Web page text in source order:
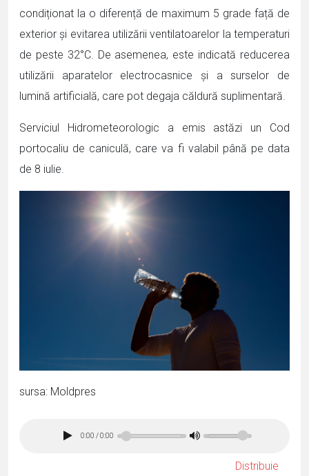
condiționat la o diferență de maximum 5 grade față de
exterior și evitarea utilizării ventilatoarelor la temperaturi
de peste 32°C. De asemenea, este indicată reducerea
utilizării aparatelor electrocasnice și a surselor de
lumină artificială, care pot degaja căldură suplimentară.
Serviciul Hidrometeorologic a emis astăzi un Cod
portocaliu de caniculă, care va fi valabil până pe data
de 8 iulie.
sursa: Moldpres
0:00 /0:00
Distribuie